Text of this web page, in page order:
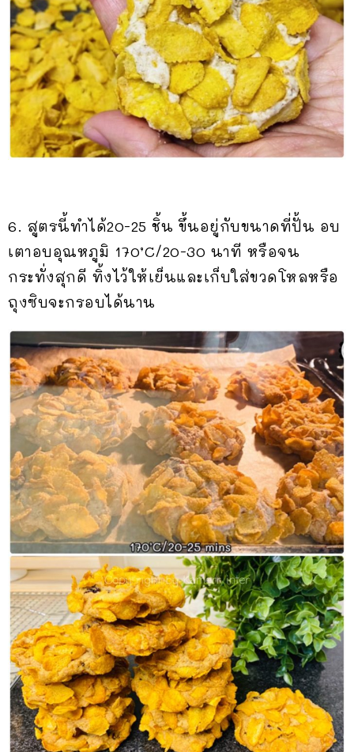
6. สูตรนี้ทำได้20-25 ชิ้น ขึ้นอยู่กับขนาดที่ปั้น อบ
เตาอบอุณหภูมิ 170’C/20-30 นาที หรือจน
กระทั่งสุกดี ทิ้งไว้ให้เย็นและเก็บใส่ขวดโหลหรือ
ถุงซิบจะกรอบได้นาน